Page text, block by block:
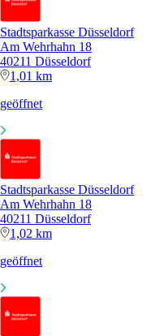
Stadtsparkasse Düsseldorf
Am Wehrhahn 18
40211 Düsseldorf
1,01 km
geöffnet
Stadtsparkasse Düsseldorf
Am Wehrhahn 18
40211 Düsseldorf
1,02 km
geöffnet